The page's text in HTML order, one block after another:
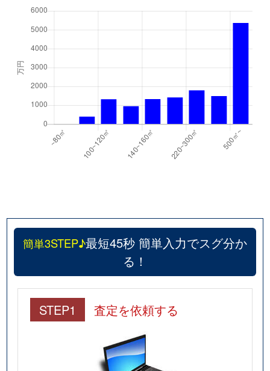
簡単3STEP♪最短45秒 簡単入力でスグ分か
る！
STEP1 査定を依頼する